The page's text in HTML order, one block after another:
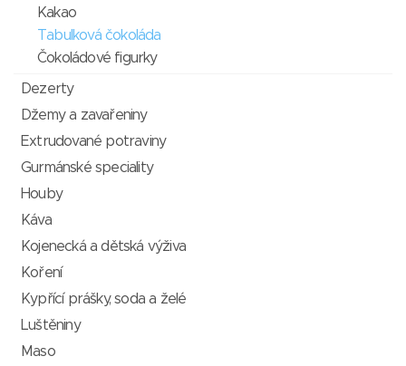
Kakao
Tabulková čokoláda
Čokoládové figurky
Dezerty
Džemy a zavařeniny
Extrudované potraviny
Gurmánské speciality
Houby
Káva
Kojenecká a dětská výživa
Koření
Kypřící prášky, soda a želé
Luštěniny
Maso